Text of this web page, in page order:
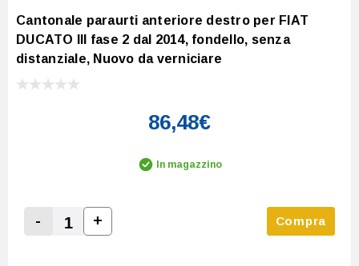
Cantonale paraurti anteriore destro per FIAT
DUCATO III fase 2 dal 2014, fondello, senza
distanziale, Nuovo da verniciare
86,48€
In magazzino
Decrease Quantity:
-
Increase Quantity:
+ Compra